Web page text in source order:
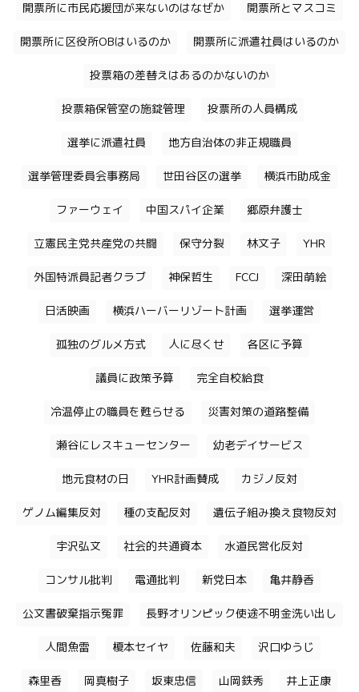
開票所に市民応援団が来ないのはなぜか 開票所とマスコミ
開票所に区役所OBはいるのか 開票所に派遣社員はいるのか
投票箱の差替えはあるのかないのか
投票箱保管室の施錠管理 投票所の人員構成
選挙に派遣社員 地方自治体の非正規職員
選挙管理委員会事務局 世田谷区の選挙 横浜市助成金
ファーウェイ 中国スパイ企業 郷原弁護士
立憲民主党共産党の共闘 保守分裂 林文子 YHR
外国特派員記者クラブ 神保哲生 FCCJ 深田萌絵
日活映画 横浜ハーバーリゾート計画 選挙運営
孤独のグルメ方式 人に尽くせ 各区に予算
議員に政策予算 完全自校給食
冷温停止の職員を甦らせる 災害対策の道路整備
瀬谷にレスキューセンター 幼老デイサービス
地元食材の日 YHR計画賛成 カジノ反対
ゲノム編集反対 種の支配反対 遺伝子組み換え食物反対
宇沢弘文 社会的共通資本 水道民営化反対
コンサル批判 電通批判 新党日本 亀井静香
公文書破棄指示冤罪 長野オリンピック使途不明金洗い出し
人間魚雷 榎本セイヤ 佐藤和夫 沢口ゆうじ
森里香 岡真樹子 坂東忠信 山岡鉄秀 井上正康